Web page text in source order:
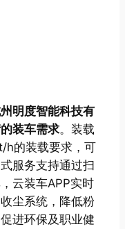
明度智能科技有
装车需求。装载
h的装载要求，可
服务支持通过扫
云装车APP实时
尘系统，降低粉
进环保及职业健